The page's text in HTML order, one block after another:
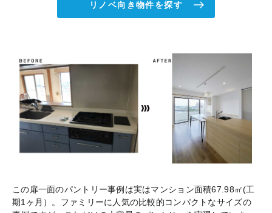
リノベ向き物件を探す
この扉一面のパントリー事例は実はマンション面積67.98㎡(工
期1ヶ月）。ファミリーに人気の比較的コンパクトなサイズの